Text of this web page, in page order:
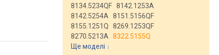
8134.5234QF 8142.1253A
8142.5254A
8151.5156QF
8155.1251Q
8269.1253QF
8270.5213A
8322.5155Q
Ще моделі ↓